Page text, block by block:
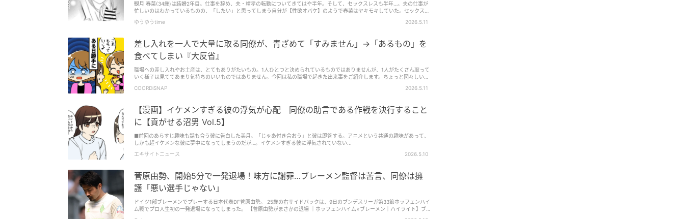
観月 春菜(34歳)は結婚2年目。仕事を辞め、夫・靖孝の転勤についてきてはや半年。そして、セックスレスも半年…。夫の仕事が
忙しいのはわかっているものの、「したい」と思ってしまう自分が【性欲オバケ】のようで春菜はヤキモキしていた。セックスレ
セックスレスに悩む30代妻のリアルな葛藤と切ない想いを描く大人のコミックエッセイ『35歳の不・純愛 ～あなたが恋しいだけ
ゆうゆうtime 2026.5.11
差し入れを一人で大量に取る同僚が、青ざめて「すみません」→「あるもの」を
食べてしまい『大反省』
職場への差し入れやお土産は、とてもありがたいもの。1人ひとつと決められているものではありませんが、1人がたくさん取って
いく様子は見ててあまり気持ちのいいものではありません。今回は私の職場で起きた出来事をご紹介します。ちょっと図々しい同
COORDiSNAP 2026.5.11
【漫画】イケメンすぎる彼の浮気が心配 同僚の助言である作戦を決行すること
に【貢がせる沼男 Vol.5】
■前回のあらすじ趣味も話も合う彼に告白した美月。「じゃあ付き合おう」と彼は即答する。アニメという共通の趣味があって、
しかも超イケメンな彼に夢中になってしまうのだが…。イケメンすぎる彼に浮気されていない...
エキサイトニュース
2026.5.10
菅原由勢、開始5分で一発退場！味方に謝罪…ブレーメン監督は苦言、同僚は擁
護「悪い選手じゃない」
ドイツ1部ブレーメンでプレーする日本代表DF菅原由勢。 25歳の右サイドバックは、9日のブンデスリーガ第33節ホッフェンハイ
ム戦でプロ人生初の一発退場になってしまった。 【菅原由勢がまさかの退場 ｜ホッフェンハイム×ブレーメン｜ハイライト】ブ